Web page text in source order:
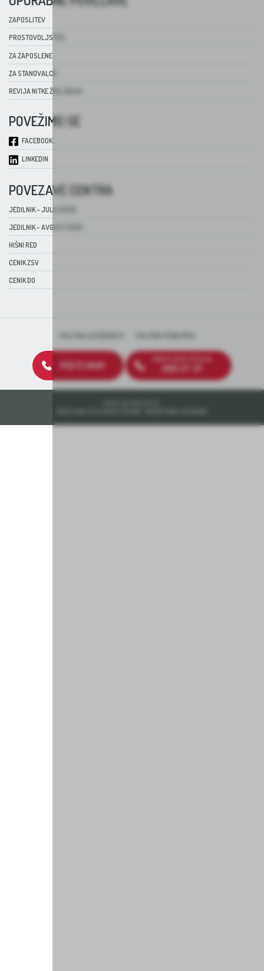
ZAPOSLITEV
PROSTOVOLJSTVO
ZA ZAPOSLENE
ZA STANOVALCE
REVIJA NITKE ŽIVLJENJA
POVEŽIMO SE
FACEBOOK
LINKEDIN
POVEZAVE CENTRA
JEDILNIK – JULIJ 2026
JEDILNIK – AVGUST 2026
HIŠNI RED
CENIK ZSV
CENIK DO
PIŠITE NAM